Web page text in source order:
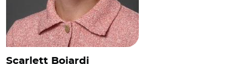
Scarlett Boiardi